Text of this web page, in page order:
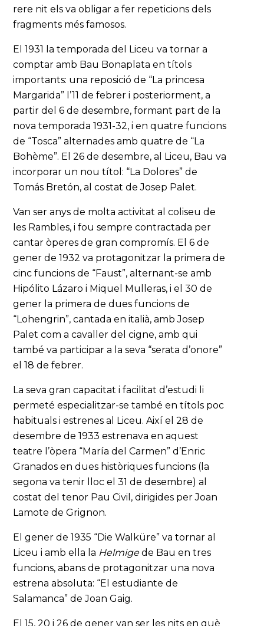
rere nit els va obligar a fer repeticions dels
fragments més famosos.
El 1931 la temporada del Liceu va tornar a
comptar amb Bau Bonaplata en títols
importants: una reposició de “La princesa
Margarida” l’11 de febrer i posteriorment, a
partir del 6 de desembre, formant part de la
nova temporada 1931-32, i en quatre funcions
de “Tosca” alternades amb quatre de “La
Bohème”. El 26 de desembre, al Liceu, Bau va
incorporar un nou títol: “La Dolores” de
Tomás Bretón, al costat de Josep Palet.
Van ser anys de molta activitat al coliseu de
les Rambles, i fou sempre contractada per
cantar òperes de gran compromís. El 6 de
gener de 1932 va protagonitzar la primera de
cinc funcions de “Faust”, alternant-se amb
Hipólito Lázaro i Miquel Mulleras, i el 30 de
gener la primera de dues funcions de
“Lohengrin”, cantada en italià, amb Josep
Palet com a cavaller del cigne, amb qui
també va participar a la seva “serata d’onore”
el 18 de febrer.
La seva gran capacitat i facilitat d’estudi li
permeté especialitzar-se també en títols poc
habituals i estrenes al Liceu. Així el 28 de
desembre de 1933 estrenava en aquest
teatre l’òpera “María del Carmen” d’Enric
Granados en dues històriques funcions (la
segona va tenir lloc el 31 de desembre) al
costat del tenor Pau Civil, dirigides per Joan
Lamote de Grignon.
El gener de 1935 “Die Walküre” va tornar al
Liceu i amb ella la Helmigede Bau en tres
funcions, abans de protagonitzar una nova
estrena absoluta: “El estudiante de
Salamanca” de Joan Gaig.
El 15, 20 i 26 de gener van ser les nits en què